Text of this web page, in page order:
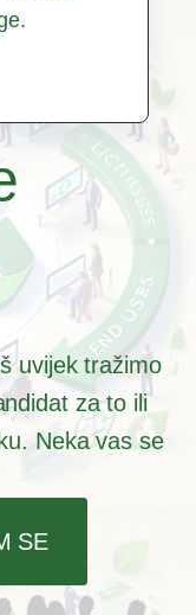
uvijek tražimo
za to ili
Neka vas se
SE